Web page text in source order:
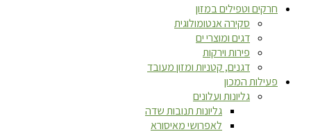
חרקים וטפילים במזון
סקירה אנטומולוגית
דגים ומוצרי ים
פירות וירקות
דגנים, קטניות ומזון מעובד
פעילות המכון
גליונות ועלונים
גליונות תנובות שדה
לאפרושי מאיסורא